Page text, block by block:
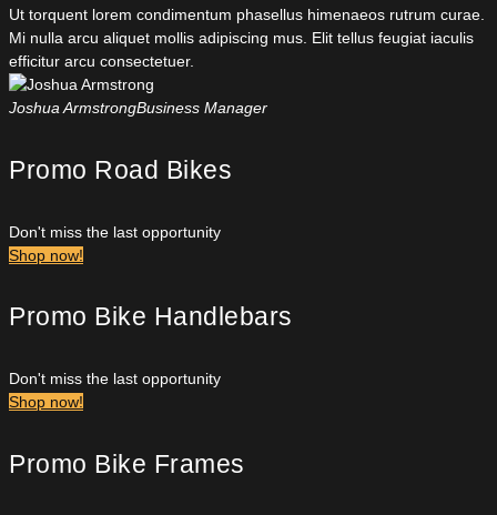
Ut torquent lorem condimentum phasellus himenaeos rutrum curae.
Mi nulla arcu aliquet mollis adipiscing mus. Elit tellus feugiat iaculis
efficitur arcu consectetuer.
Joshua ArmstrongBusiness Manager
Promo Road Bikes
Don't miss the last opportunity
Shop now!
Promo Bike Handlebars
Don't miss the last opportunity
Shop now!
Promo Bike Frames